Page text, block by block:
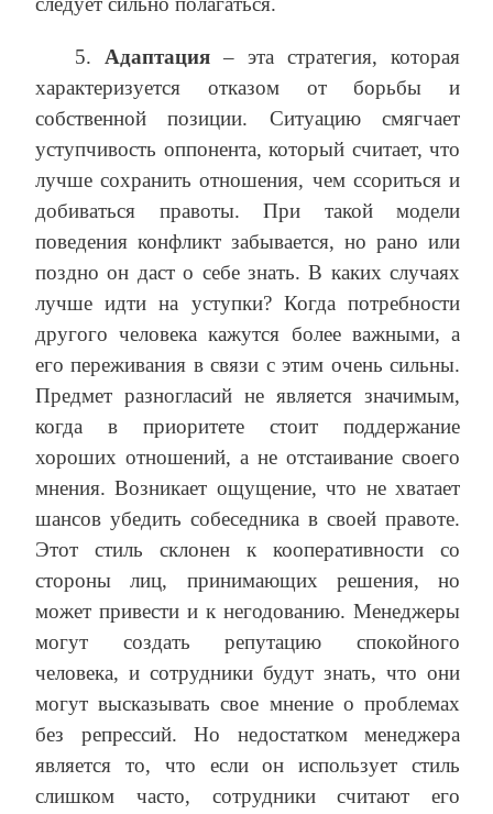
5. Адаптация – эта стратегия, которая
характеризуется отказом от борьбы и
собственной позиции. Ситуацию смягчает
уступчивость оппонента, который считает, что
лучше сохранить отношения, чем ссориться и
добиваться правоты. При такой модели
поведения конфликт забывается, но рано или
поздно он даст о себе знать. В каких случаях
лучше идти на уступки? Когда потребности
другого человека кажутся более важными, а
его переживания в связи с этим очень сильны.
Предмет разногласий не является значимым,
когда в приоритете стоит поддержание
хороших отношений, а не отстаивание своего
мнения. Возникает ощущение, что не хватает
шансов убедить собеседника в своей правоте.
Этот стиль склонен к кооперативности со
стороны лиц, принимающих решения, но
может привести и к негодованию. Менеджеры
могут создать репутацию спокойного
человека, и сотрудники будут знать, что они
могут высказывать свое мнение о проблемах
без репрессий. Но недостатком менеджера
является то, что если он использует стиль
слишком часто, сотрудники считают его